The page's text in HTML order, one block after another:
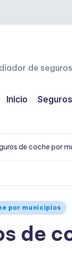
de seguros
Inicio Seguros
de coche por
por municipios
de